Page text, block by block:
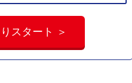
スタート ＞